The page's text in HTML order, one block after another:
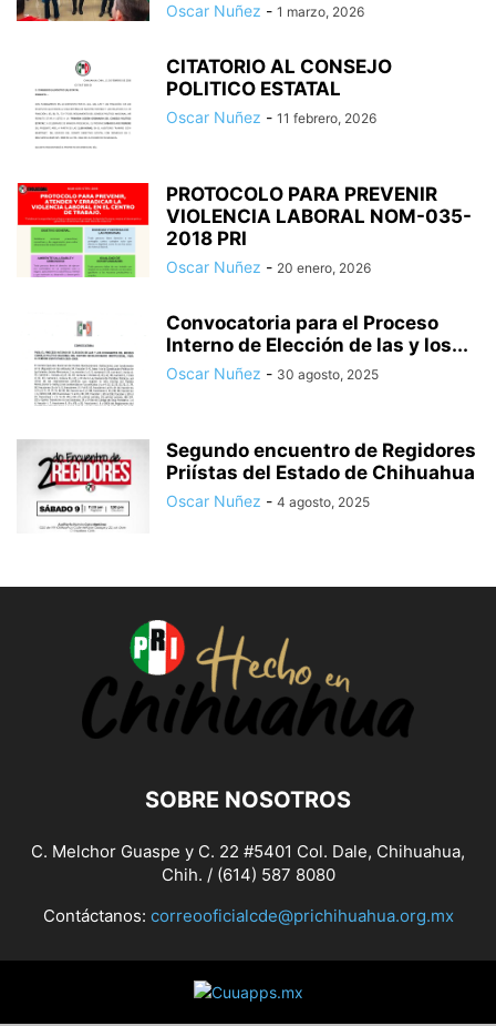
Oscar Nuñez - 1 marzo, 2026
CITATORIO AL CONSEJO
POLITICO ESTATAL
Oscar Nuñez - 11 febrero, 2026
PROTOCOLO PARA PREVENIR
VIOLENCIA LABORAL NOM-035-
2018 PRI
Oscar Nuñez - 20 enero, 2026
Convocatoria para el Proceso
Interno de Elección de las y los...
Oscar Nuñez - 30 agosto, 2025
Segundo encuentro de Regidores
Priístas del Estado de Chihuahua
Oscar Nuñez - 4 agosto, 2025
SOBRE NOSOTROS
C. Melchor Guaspe y C. 22 #5401 Col. Dale, Chihuahua,
Chih. / (614) 587 8080
Contáctanos: correooficialcde@prichihuahua.org.mx